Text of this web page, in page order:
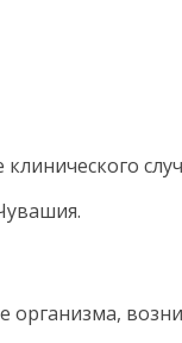
организма,